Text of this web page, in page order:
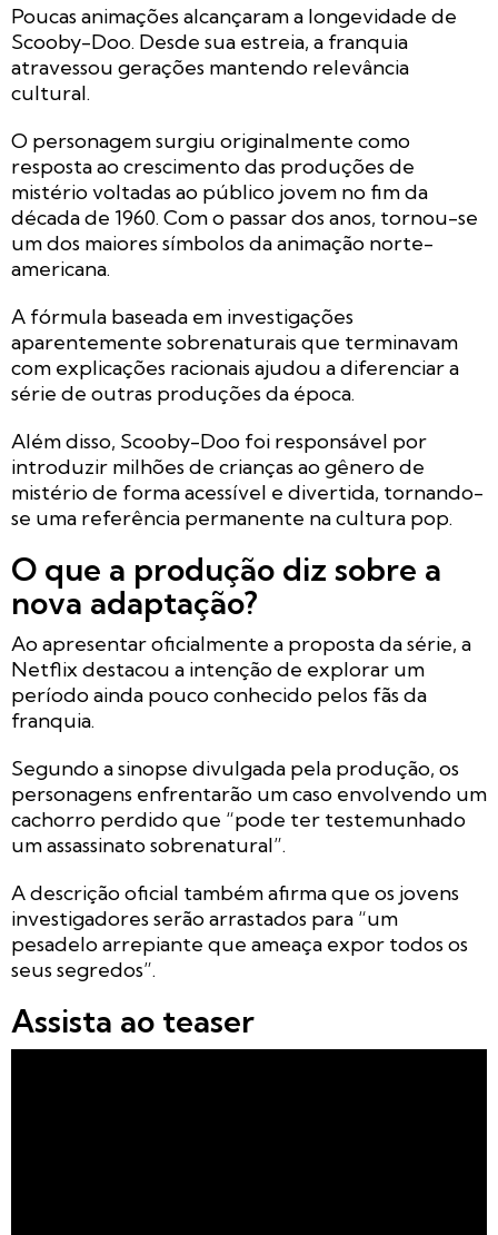
Poucas animações alcançaram a longevidade de
Scooby-Doo. Desde sua estreia, a franquia
atravessou gerações mantendo relevância
cultural.
O personagem surgiu originalmente como
resposta ao crescimento das produções de
mistério voltadas ao público jovem no fim da
década de 1960. Com o passar dos anos, tornou-se
um dos maiores símbolos da animação norte-
americana.
A fórmula baseada em investigações
aparentemente sobrenaturais que terminavam
com explicações racionais ajudou a diferenciar a
série de outras produções da época.
Além disso, Scooby-Doo foi responsável por
introduzir milhões de crianças ao gênero de
mistério de forma acessível e divertida, tornando-
se uma referência permanente na cultura pop.
O que a produção diz sobre a
nova adaptação?
Ao apresentar oficialmente a proposta da série, a
Netflix destacou a intenção de explorar um
período ainda pouco conhecido pelos fãs da
franquia.
Segundo a sinopse divulgada pela produção, os
personagens enfrentarão um caso envolvendo um
cachorro perdido que “pode ter testemunhado
um assassinato sobrenatural”.
A descrição oficial também afirma que os jovens
investigadores serão arrastados para “um
pesadelo arrepiante que ameaça expor todos os
seus segredos”.
Assista ao teaser